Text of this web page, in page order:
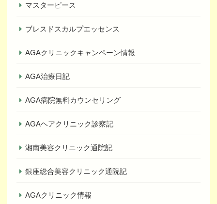
マスターピース
ブレスドスカルプエッセンス
AGAクリニックキャンペーン情報
AGA治療日記
AGA病院無料カウンセリング
AGAヘアクリニック診察記
湘南美容クリニック通院記
銀座総合美容クリニック通院記
AGAクリニック情報